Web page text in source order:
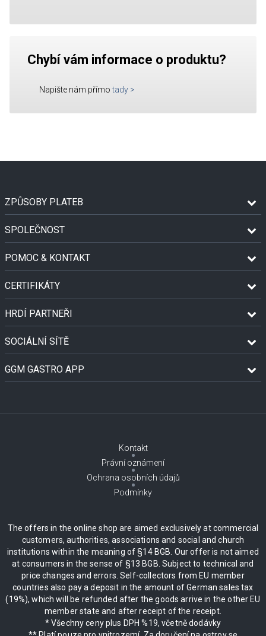
Chybí vám informace o produktu?
Napište nám přímo tady >
ZPŮSOBY PLATEB
SPOLEČNOST
POMOC & KONTAKT
CERTIFIKÁTY
HRDÍ PARTNEŘI
SOCIÁLNÍ SÍTĚ
GGM GASTRO APP
Kontakt
Právní oznámení
Ochrana osobních údajů
Podmínky
The offers in the online shop are aimed exclusively at commercial
customers, authorities, associations and social and church
institutions within the meaning of §14 BGB. Our offer is not aimed
at consumers in the sense of §13 BGB. Subject to technical and
price changes and errors. Self-collectors from EU member
countries also pay a deposit in the amount of German sales tax
(19%), which will be refunded after the goods arrive in the other EU
member state and after receipt of the receipt.
* Všechny ceny plus DPH %19, včetně dodávky